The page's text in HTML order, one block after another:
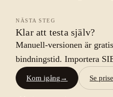
NÄSTA STEG
Klar att testa själv?
Manuell-versionen är
bindningstid. Importera
Kom igång → Se